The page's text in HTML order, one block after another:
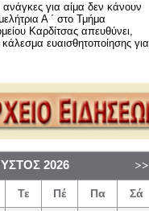
για αίμα δεν κάνουν
Α ΄ στο Τμήμα
Καρδίτσας απευθύνει,
ευαισθητοποίησης για
2026
Τε Πέ Πα Σά